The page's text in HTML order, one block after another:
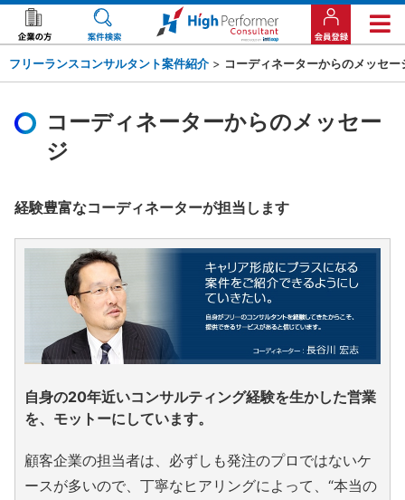
フリーランスコンサルタント案件紹介 > コーディネーターからのメッセー
コーディネーターからのメッセー
ジ
経験豊富なコーディネーターが担当します
自身の20年近いコンサルティング経験を生かした営業
を、モットーにしています。
顧客企業の担当者は、必ずしも発注のプロではないケ
ースが多いので、丁寧なヒアリングによって、“本当の